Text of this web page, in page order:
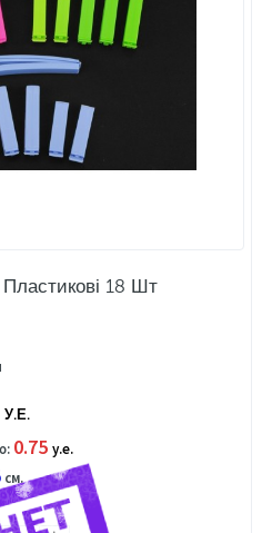
Пластикові 18 Шт
У.Е.
0.75 у.е.
см.